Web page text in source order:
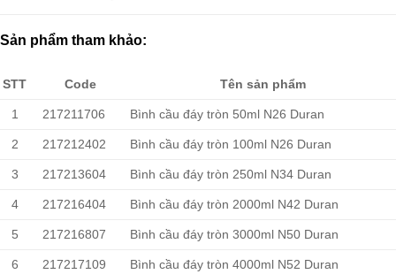
Sản phẩm tham khảo:
STT Code Tên sản phẩm
1 217211706 Bình cầu đáy tròn 50ml N26 Duran
2 217212402 Bình cầu đáy tròn 100ml N26 Duran
3 217213604 Bình cầu đáy tròn 250ml N34 Duran
4 217216404 Bình cầu đáy tròn 2000ml N42 Duran
5 217216807 Bình cầu đáy tròn 3000ml N50 Duran
6 217217109 Bình cầu đáy tròn 4000ml N52 Duran